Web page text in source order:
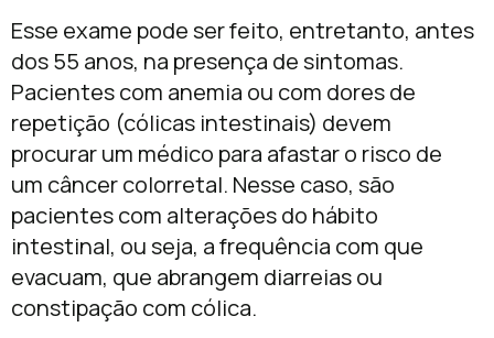
Esse exame pode ser feito, entretanto, antes
dos 55 anos, na presença de sintomas.
Pacientes com anemia ou com dores de
repetição (cólicas intestinais) devem
procurar um médico para afastar o risco de
um câncer colorretal. Nesse caso, são
pacientes com alterações do hábito
intestinal, ou seja, a frequência com que
evacuam, que abrangem diarreias ou
constipação com cólica.